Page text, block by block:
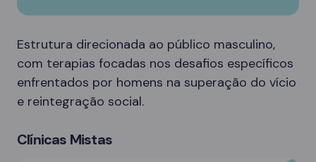
Estrutura direcionada ao público masculino,
com terapias focadas nos desafios específicos
enfrentados por homens na superação do vício
e reintegração social.
Clínicas Mistas